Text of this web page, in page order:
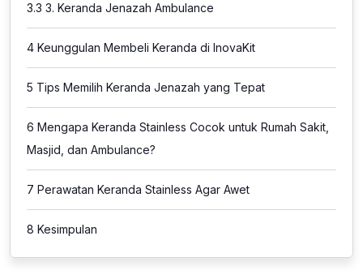
3.3 3. Keranda Jenazah Ambulance
4 Keunggulan Membeli Keranda di InovaKit
5 Tips Memilih Keranda Jenazah yang Tepat
6 Mengapa Keranda Stainless Cocok untuk Rumah Sakit,
Masjid, dan Ambulance?
7 Perawatan Keranda Stainless Agar Awet
8 Kesimpulan